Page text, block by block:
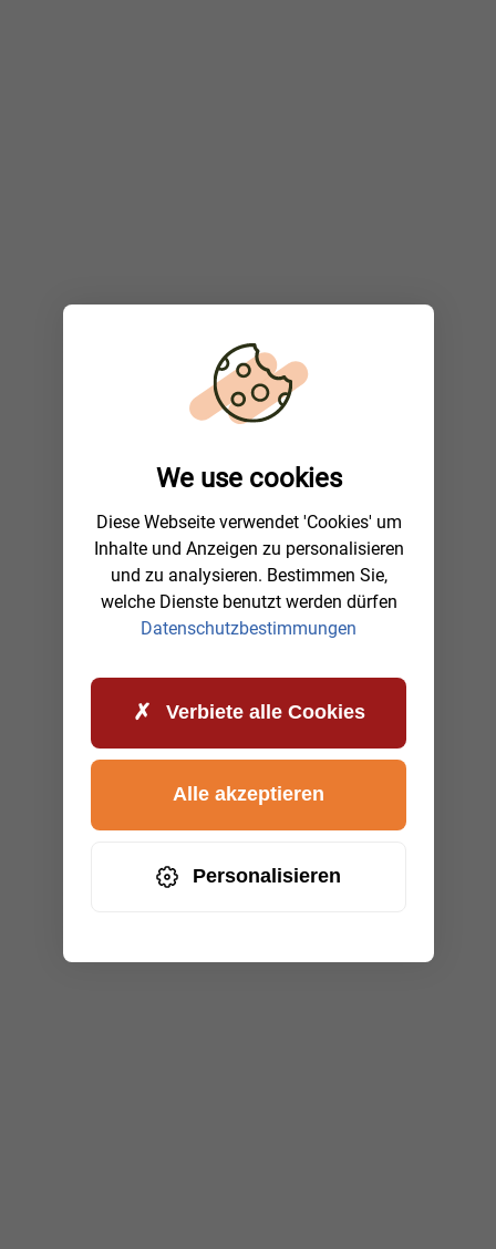
We use cookies
Diese Webseite verwendet 'Cookies' um
Inhalte und Anzeigen zu personalisieren
und zu analysieren. Bestimmen Sie,
welche Dienste benutzt werden dürfen
Datenschutzbestimmungen
Verbiete alle Cookies
Personalisieren
Alle akzeptieren